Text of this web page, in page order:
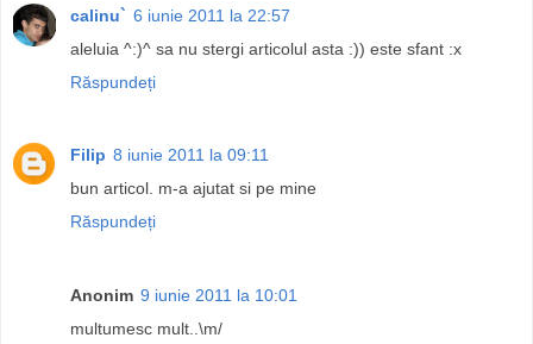
calinu` 6 iunie 2011 la 22:57
aleluia ^:)^ sa nu stergi articolul asta :)) este sfant :x
Răspundeți
Filip 8 iunie 2011 la 09:11
bun articol. m-a ajutat si pe mine
Răspundeți
Anonim 9 iunie 2011 la 10:01
multumesc mult..\m/